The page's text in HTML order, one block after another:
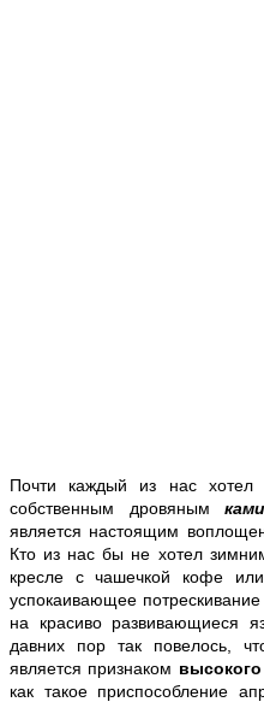
Почти каждый из нас
собственным дровяным
является настоящим
Кто из нас бы не хотел
кресле с чашечкой кофе
успокаивающее
на красиво развивающиеся
давних пор так повелось,
является признаком высокого
как такое приспособление